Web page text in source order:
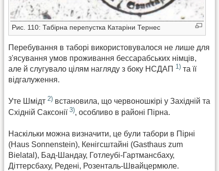
Рис. 110: Табірна перепустка Катаріни Тернес
Перебування в таборі використовувалося не лише для
з'ясування умов проживання бессарабських німців,
але й слугувало цілям нагляду з боку НСДАП 1) та її
відгалуження.
Уте Шмідт 2) встановила, що червоношкірі у Західній та
Східній Саксонії 3), особливо в районі Пірна.
Наскільки можна визначити, це були табори в Пірні
(Haus Sonnenstein), Кенігсштайні (Gasthaus zum
Bielatal), Бад-Шандау, Готлеубі-Гартмансбаху,
Діттерсбаху, Редені, Розенталь-Швайцермюле.